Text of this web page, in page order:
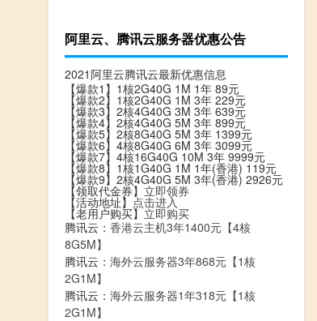
阿里云、腾讯云服务器优惠公告
2021阿里云腾讯云最新优惠信息
【爆款1】1核2G40G 1M 1年 89元
【爆款2】1核2G40G 1M 3年 229元
【爆款3】2核4G40G 3M 3年 639元
【爆款4】2核4G40G 5M 3年 899元
【爆款5】2核8G40G 5M 3年 1399元
【爆款6】4核8G40G 6M 3年 3099元
【爆款7】4核16G40G 10M 3年 9999元
【爆款8】1核1G40G 1M 1年(香港) 119元
【爆款9】2核4G40G 5M 3年(香港) 2926元
【领取代金券】 立即领券
【活动地址】 点击进入
【老用户购买】立即购买
腾讯云： 香港云主机3年1400元【4核
8G5M】
腾讯云： 海外云服务器3年868元【1核
2G1M】
腾讯云： 海外云服务器1年318元【1核
2G1M】